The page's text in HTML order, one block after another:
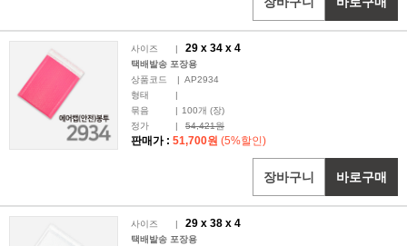
사이즈 29 x 34 x 4
택배발송 포장용
상품코드
AP2934
형태
묶음
100개 (장)
정가
54,421원
판매가 : 51,700원 (5%할인)
바로구매
장바구니
사이즈 29 x 38 x 4
택배발송 포장용